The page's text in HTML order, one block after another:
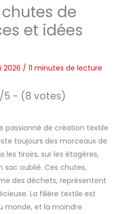
de
et idées
2026 / 11 minutes de lecture
5 - (8 votes)
passionné de création textile
toujours des morceaux de
les tiroirs, sur les étagères,
sac oublié. Ces chutes,
des déchets, représentent
La filière textile est
monde, et la moindre